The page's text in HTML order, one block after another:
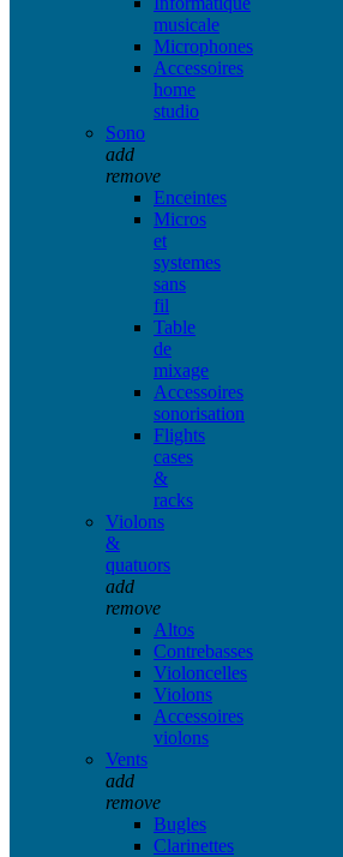
musicale
Microphones
Accessoires
home
studio
Sono
add
remove
Enceintes
Micros
et
systemes
sans
fil
Table
de
mixage
Accessoires
sonorisation
Flights
cases
&
racks
Violons
&
quatuors
add
remove
Altos
Contrebasses
Violoncelles
Violons
Accessoires
violons
Vents
add
remove
Bugles
Clarinettes